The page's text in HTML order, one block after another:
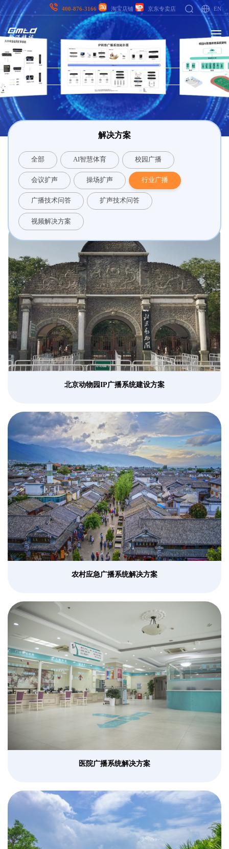
400-876-3166 淘宝店铺 京东专卖店 EN
解决方案
全部 AI智慧体育 校园广播
会议扩声 操场扩声 行业广播
广播技术问答 扩声技术问答
视频解决方案
北京动物园IP广播系统建设方案
农村应急广播系统解决方案
医院广播系统解决方案